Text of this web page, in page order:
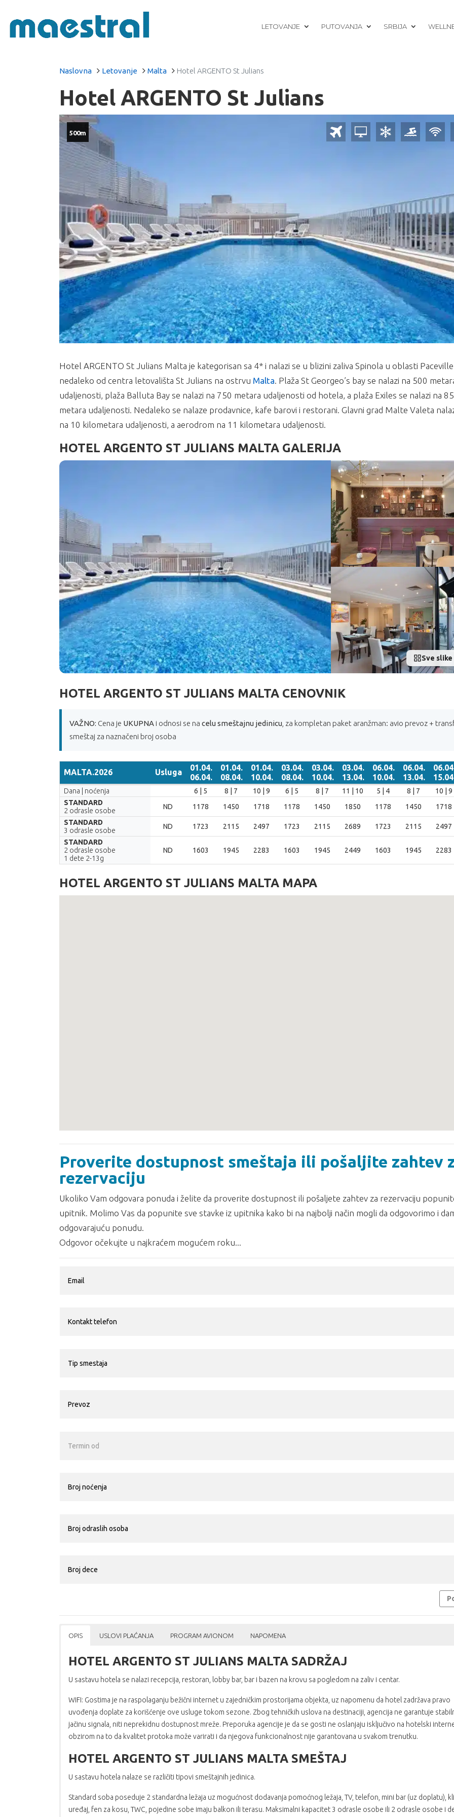
LETOVANJE PUTOVANJA SRBIJA
Naslovna Letovanje Malta Hotel ARGENTO St Julians
Hotel ARGENTO St Julians
500m
Hotel ARGENTO St Julians Malta je kategorisan sa 4* i nalazi se u blizini zaliva Spinola u oblasti
nedaleko od centra letovališta St Julians na ostrvu Malta. Plaža St Georgeo’s bay se nalazi na 500
udaljenosti, plaža Balluta Bay se nalazi na 750 metara udaljenosti od hotela, a plaža Exiles se nalazi na
metara udaljenosti. Nedaleko se nalaze prodavnice, kafe barovi i restorani. Glavni grad Malte Valeta
na 10 kilometara udaljenosti, a aerodrom na 11 kilometara udaljenosti.
HOTEL ARGENTO ST JULIANS MALTA GALERIJA
Sve slike
HOTEL ARGENTO ST JULIANS MALTA CENOVNIK
VAŽNO: Cena je UKUPNA i odnosi se na celu smeštajnu jedinicu , za kompletan paket aranžman: avio prevoz +
smeštaj za naznačeni broj osoba
MALTA.2026 Usluga
01.04.
06.04.
01.04.
08.04.
01.04.
10.04.
03.04.
08.04.
03.04.
10.04.
03.04.
13.04.
06.04.
10.04.
06.04.
13.04.
MALTA.2026
01.04.
06.04.
01.04.
08.04.
01.04.
10.04.
03.04.
08.04.
03.04.
10.04.
03.04.
13.04.
06.04.
10.04.
06.04.
13.04.
Dana | noćenja 6 | 5 8 | 7 10 | 9 6 | 5 8 | 7 11 | 10 5 | 4 8 | 7
10 | 9
STANDARD
2 odrasle osobe
ND 1178 1450 1718 1178 1450 1850 1178 1450
1718
STANDARD
3 odrasle osobe
ND 1723 2115 2497 1723 2115 2689 1723 2115
2497
STANDARD
2 odrasle osobe
1 dete 2-13g
ND 1603 1945 2283 1603 1945 2449 1603 1945 2283
HOTEL ARGENTO ST JULIANS MALTA MAPA
Proverite dostupnost smeštaja ili pošaljite zahtev
rezervaciju
Ukoliko Vam odgovara ponuda i želite da proverite dostupnost ili pošaljete zahtev za rezervaciju
upitnik. Molimo Vas da popunite sve stavke iz upitnika kako bi na najbolji način mogli da odgovorimo i
odgovarajuću ponudu.
Odgovor očekujte u najkraćem mogućem roku...
OPIS USLOVI PLAĆANJA PROGRAM AVIONOM NAPOMENA
HOTEL ARGENTO ST JULIANS MALTA SADRŽAJ
U sastavu hotela se nalazi recepcija, restoran, lobby bar, bar i bazen na krovu sa pogledom na zaliv i centar.
WIFI: Gostima je na raspolaganju bežični internet u zajedničkim prostorijama objekta, uz napomenu da hotel zadržava pravo
uvođenja doplate za korišćenje ove usluge tokom sezone. Zbog tehničkih uslova na destinaciji, agencija ne garantuje
jačinu signala, niti neprekidnu dostupnost mreže. Preporuka agencije je da se gosti ne oslanjaju isključivo na hotelski
obzirom na to da kvalitet protoka može varirati i da njegova funkcionalnost nije garantovana u svakom trenutku.
HOTEL ARGENTO ST JULIANS MALTA SMEŠTAJ
U sastavu hotela nalaze se različiti tipovi smeštajnih jedinica.
Standard soba poseduje 2 standardna ležaja uz mogućnost dodavanja pomoćnog ležaja, TV, telefon, mini bar (uz doplatu),
uređaj, fen za kosu, TWC, pojedine sobe imaju balkon ili terasu. Maksimalni kapacitet 3 odrasle osobe ili 2 odrasle osobe i